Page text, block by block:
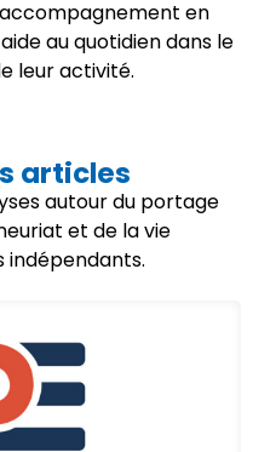
en
au quotidien dans le
leur activité.
articles
autour du portage
et de la vie
indépendants.